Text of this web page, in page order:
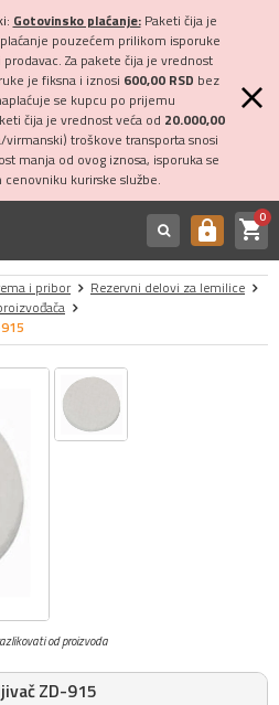
Gotovinsko plaćanje:Paketi čija je
pouzećem prilikom isporuke
Za pakete čija je vrednost
je fiksna i iznosi 600,00 RSD bez
se kupcu po prijemu
čija je vrednost veća od 20.000,00
troškove transporta snosi
manja od ovog iznosa, isporuka se
kurirske službe.
https shopping_cart0
i pribor
Rezervni delovi za lemilice
od proizvoda
ZD-915